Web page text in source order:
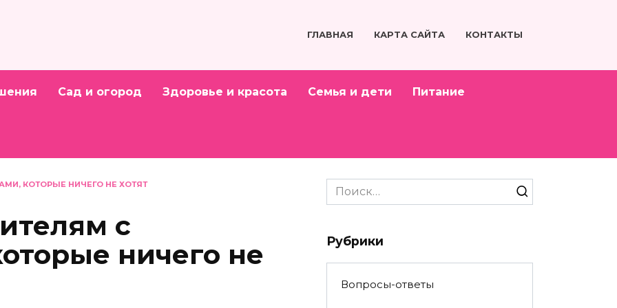
ГЛАВНАЯ КАРТА САЙТА КОНТАКТЫ
Сад и огород Здоровье и красота Семья и дети Питание
КОТОРЫЕ НИЧЕГО НЕ ХОТЯТ
с
ничего не
Search
for:
Рубрики
Вопросы-ответы